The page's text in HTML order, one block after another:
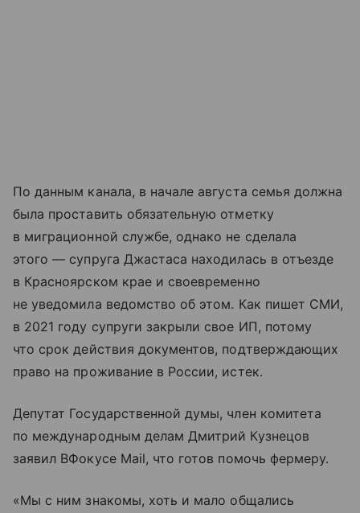
По данным канала, в начале августа семья должна
была проставить обязательную отметку
в миграционной службе, однако не сделала
этого — супруга Джастаса находилась в отъезде
в Красноярском крае и своевременно
не уведомила ведомство об этом. Как пишет СМИ,
в 2021 году супруги закрыли свое ИП, потому
что срок действия документов, подтверждающих
право на проживание в России, истек.
Депутат Государственной думы, член комитета
по международным делам Дмитрий Кузнецов
заявил ВФокусе Mail, что готов помочь фермеру.
«Мы с ним знакомы, хоть и мало общались